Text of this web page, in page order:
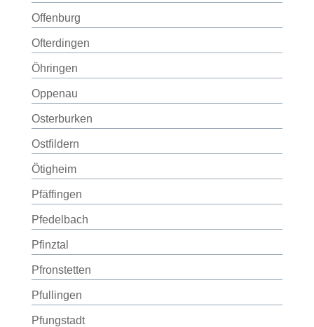
Offenburg
Ofterdingen
Öhringen
Oppenau
Osterburken
Ostfildern
Ötigheim
Pfäffingen
Pfedelbach
Pfinztal
Pfronstetten
Pfullingen
Pfungstadt